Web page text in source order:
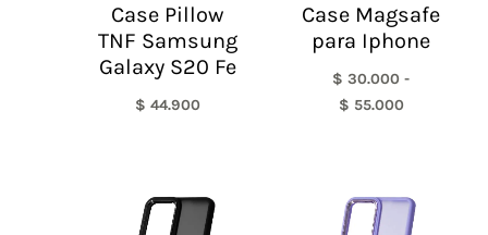
Case Pillow
TNF Samsung
Galaxy S20 Fe
$ 44.900
Case Magsafe
para Iphone
$ 30.000 -
$ 55.000